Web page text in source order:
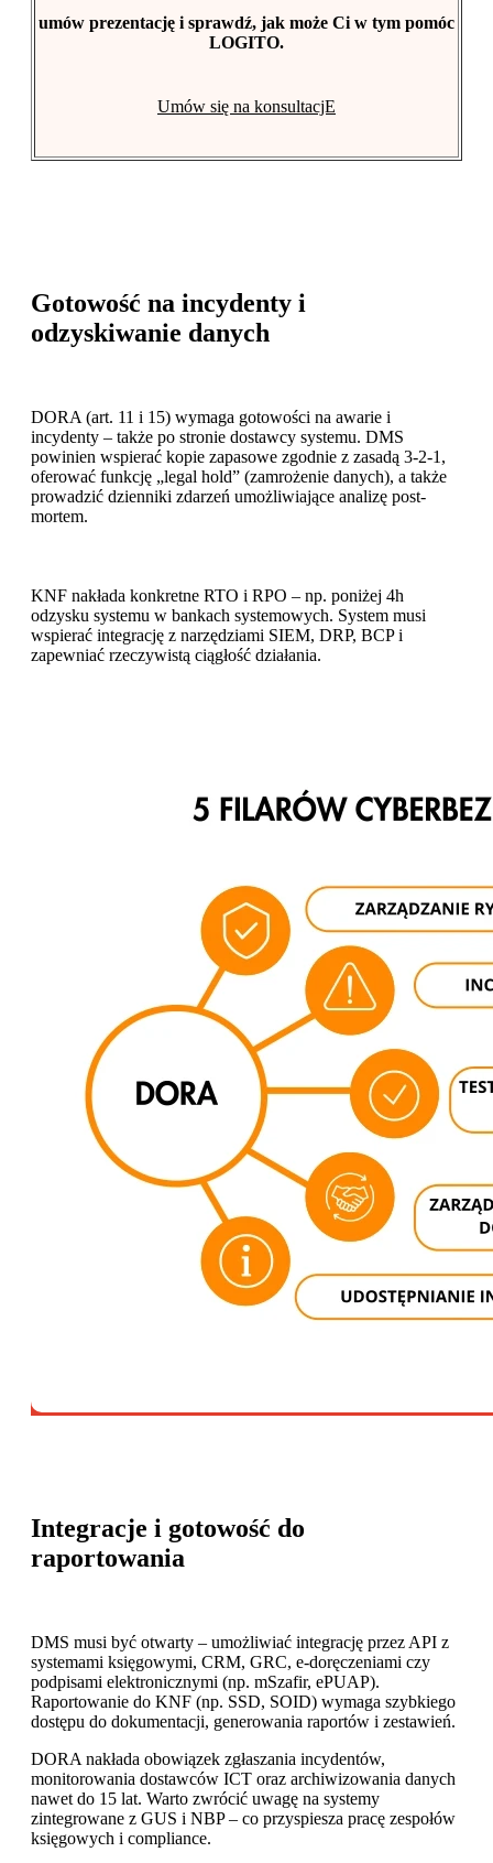
umów prezentację i sprawdź, jak może Ci w tym pomóc
LOGITO.
Umów się na konsultacjE
Gotowość na incydenty i
odzyskiwanie danych
DORA (art. 11 i 15) wymaga gotowości na awarie i
incydenty – także po stronie dostawcy systemu. DMS
powinien wspierać kopie zapasowe zgodnie z zasadą 3-2-1,
oferować funkcję „legal hold” (zamrożenie danych), a także
prowadzić dzienniki zdarzeń umożliwiające analizę post-
mortem.
KNF nakłada konkretne RTO i RPO – np. poniżej 4h
odzysku systemu w bankach systemowych. System musi
wspierać integrację z narzędziami SIEM, DRP, BCP i
zapewniać rzeczywistą ciągłość działania.
Integracje i gotowość do
raportowania
DMS musi być otwarty – umożliwiać integrację przez API z
systemami księgowymi, CRM, GRC, e-doręczeniami czy
podpisami elektronicznymi (np. mSzafir, ePUAP).
Raportowanie do KNF (np. SSD, SOID) wymaga szybkiego
dostępu do dokumentacji, generowania raportów i zestawień.
DORA nakłada obowiązek zgłaszania incydentów,
monitorowania dostawców ICT oraz archiwizowania danych
nawet do 15 lat. Warto zwrócić uwagę na systemy
zintegrowane z GUS i NBP – co przyspiesza pracę zespołów
księgowych i compliance.